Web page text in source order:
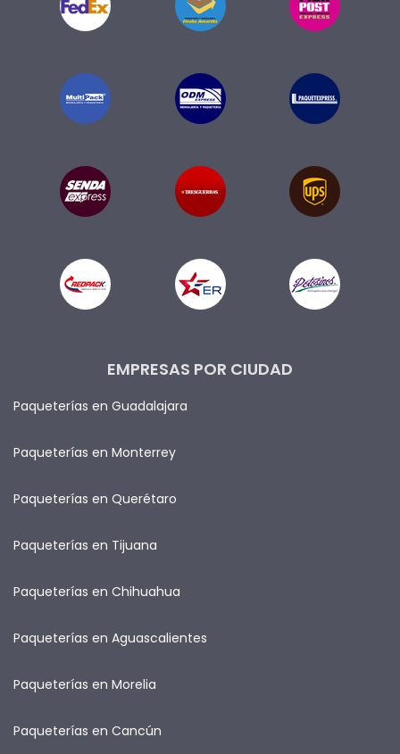
EMPRESAS POR CIUDAD
Paqueterías en Guadalajara
Paqueterías en Monterrey
Paqueterías en Querétaro
Paqueterías en Tijuana
Paqueterías en Chihuahua
Paqueterías en Aguascalientes
Paqueterías en Morelia
Paqueterías en Cancún